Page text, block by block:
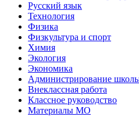
Русский язык
Технология
Физика
Физкультура и спорт
Химия
Экология
Экономика
Администрирование
Внеклассная работа
Классное руководство
Материалы МО